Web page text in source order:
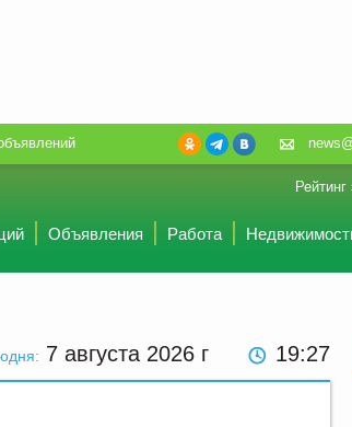
Рейтинг
Объявления Работа
7 августа 2026 г 19 27